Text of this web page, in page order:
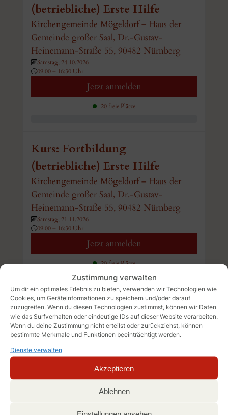
Zustimmung verwalten
Um dir ein optimales Erlebnis zu bieten, verwenden wir Technologien wie
Cookies, um Geräteinformationen zu speichern und/oder darauf
zuzugreifen. Wenn du diesen Technologien zustimmst, können wir Daten
wie das Surfverhalten oder eindeutige IDs auf dieser Website verarbeiten.
Wenn du deine Zustimmung nicht erteilst oder zurückziehst, können
bestimmte Merkmale und Funktionen beeinträchtigt werden.
Dienste verwalten
Akzeptieren
Ablehnen
Samstag, 24.10.2026
09:00 – 16:30 Uhr
(betriebliche) Erste Hilfe
Kirchengemeinde Mögeldorf – Haus der
Gemeinde großer Saal, Dr.-Gustav-
Heinemann-Straße 55, 90482 Nürnberg
Jetzt anmelden
20 freie Plätze
Samstag, 21.11.2026
09:00 – 16:30 Uhr
Kurs: Fortbildung
(betriebliche) Erste Hilfe
Kirchengemeinde Mögeldorf – Haus der
Gemeinde großer Saal, Dr.-Gustav-
Heinemann-Straße 55, 90482 Nürnberg
Jetzt anmelden
20 freie Plätze
Schulung in Erster Hilfe für
Bildungs- und
Betreuungseinrichtungen für